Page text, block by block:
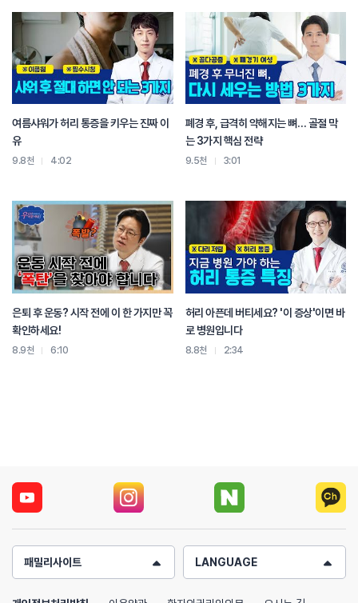
여름샤워가 허리 통증을 키우는 진짜 이
유
9.8천 4:02
폐경 후, 급격히 약해지는 뼈… 골절 막
는 3가지 핵심 전략
9.5천 3:01
은퇴 후 운동? 시작 전에 이 한 가지만 꼭
확인하세요!
8.9천 6:10
허리 아픈데 버티세요? '이 증상'이면 바
로 병원입니다
8.8천 2:34
패밀리사이트 LANGUAGE